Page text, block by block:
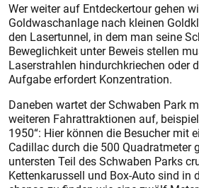
Wer weiter auf Entdeckertour gehen
Goldwaschanlage nach kleinen
den Lasertunnel, in dem man seine
Beweglichkeit unter Beweis stellen
Laserstrahlen hindurchkriechen oder
Aufgabe erfordert Konzentration.
Daneben wartet der Schwaben Park
weiteren Fahrattraktionen auf,
1950“: Hier können die Besucher mit
Cadillac durch die 500 Quadratmeter
untersten Teil des Schwaben Parks
Kettenkarussell und Box-Auto sind in